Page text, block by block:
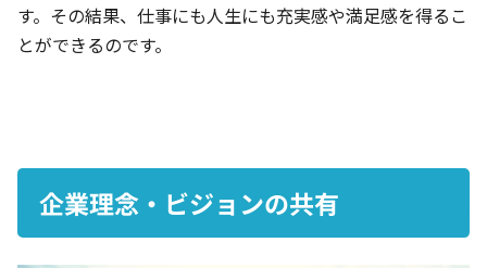
す。その結果、仕事にも人生にも充実感や満足感を得るこ
とができるのです。
企業理念・ビジョンの共有